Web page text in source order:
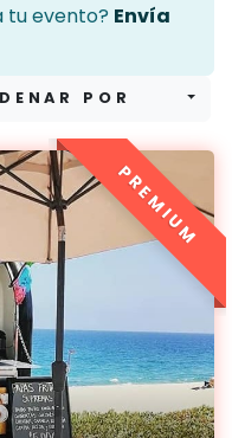
tu evento? Envía
POR
PREMIUM